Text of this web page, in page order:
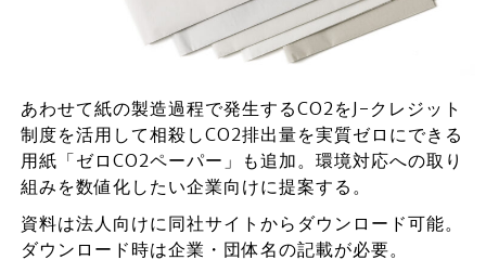
あわせて紙の製造過程で発生するCO2をJ-クレジット
制度を活用して相殺しCO2排出量を実質ゼロにできる
用紙「ゼロCO2ペーパー」も追加。環境対応への取り
組みを数値化したい企業向けに提案する。
資料は法人向けに同社サイトからダウンロード可能。
ダウンロード時は企業・団体名の記載が必要。